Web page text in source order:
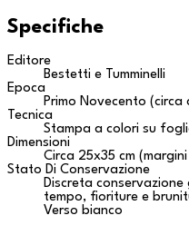
Specifiche
Editore
Bestetti e Tumminelli
Epoca
Primo Novecento (circa
Tecnica
Stampa a colori su
Dimensioni
Circa 25x35 cm (margini
Stato Di Conservazione
Discreta conservazione
tempo, fioriture e
Verso bianco